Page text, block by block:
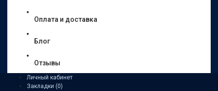
Оплата и доставка
Блог
Отзывы
Личный кабинет
Закладки (0)